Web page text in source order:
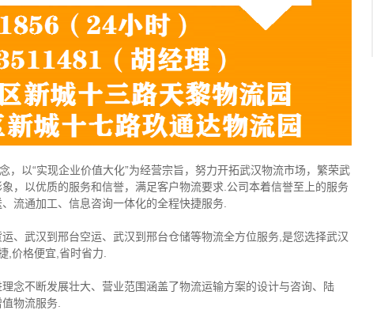
以“实现企业价值大化”为经营宗旨，努力开拓武汉物流市场，繁荣武
，以优质的服务和信誉，满足客户物流要求.公司本着信誉至上的服务
流通加工、信息咨询一体化的全程快捷服务.
、武汉到邢台空运、武汉到邢台仓储等物流全方位服务,是您选择武汉
,价格便宜,省时省力.
念不断发展壮大、营业范围涵盖了物流运输方案的设计与咨询、陆
物流服务.